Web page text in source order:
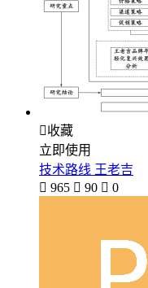
收藏
立即使用
技术路线 王老吉
 965  90  0